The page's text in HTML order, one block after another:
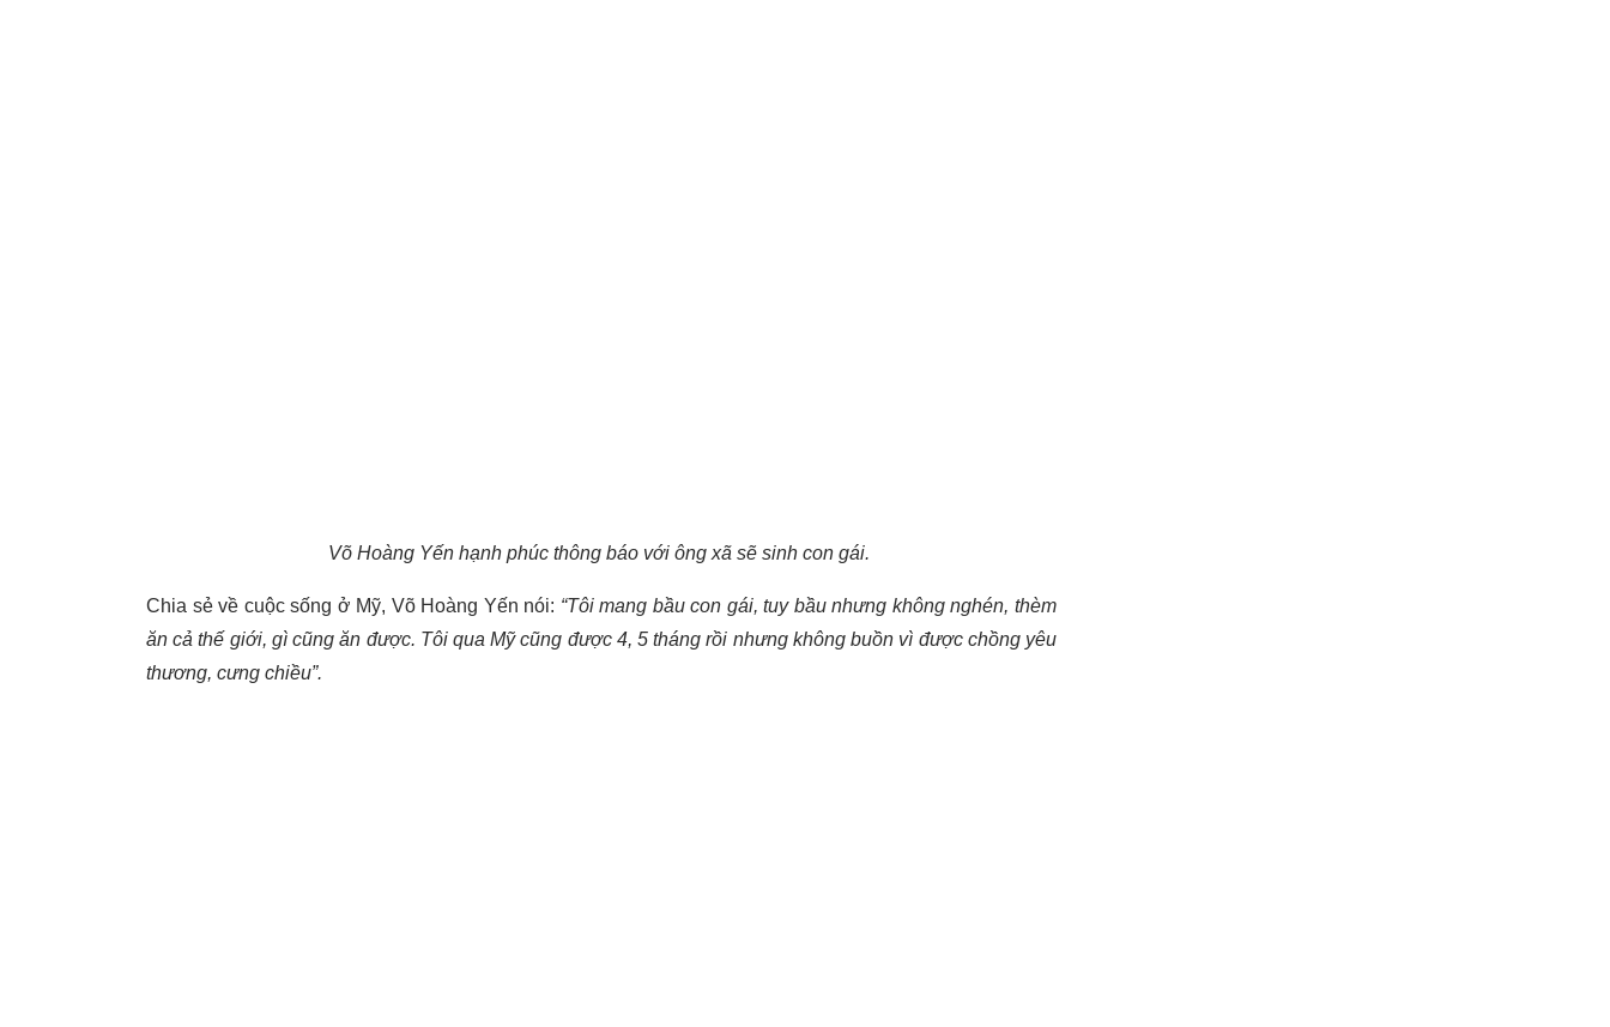
Võ Hoàng Yến hạnh phúc thông báo với ông xã sẽ sinh con gái.
Chia sẻ về cuộc sống ở Mỹ, Võ Hoàng Yến nói: “Tôi mang bầu con gái, tuy bầu nhưng không nghén, thèm
ăn cả thế giới, gì cũng ăn được. Tôi qua Mỹ cũng được 4, 5 tháng rồi nhưng không buồn vì được chồng yêu
thương, cưng chiều”.